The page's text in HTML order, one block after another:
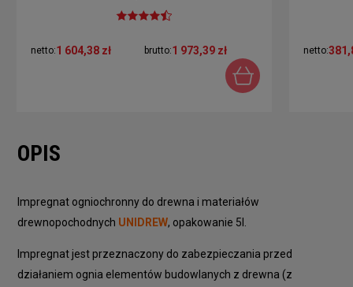
netto:1 604,38 zł brutto:1 973,39 zł netto:
OPIS
Impregnat ogniochronny do drewna i materiałów
drewnopochodnych UNIDREW, opakowanie 5l.
Impregnat jest przeznaczony do zabezpieczania przed
działaniem ognia elementów budowlanych z drewna (z